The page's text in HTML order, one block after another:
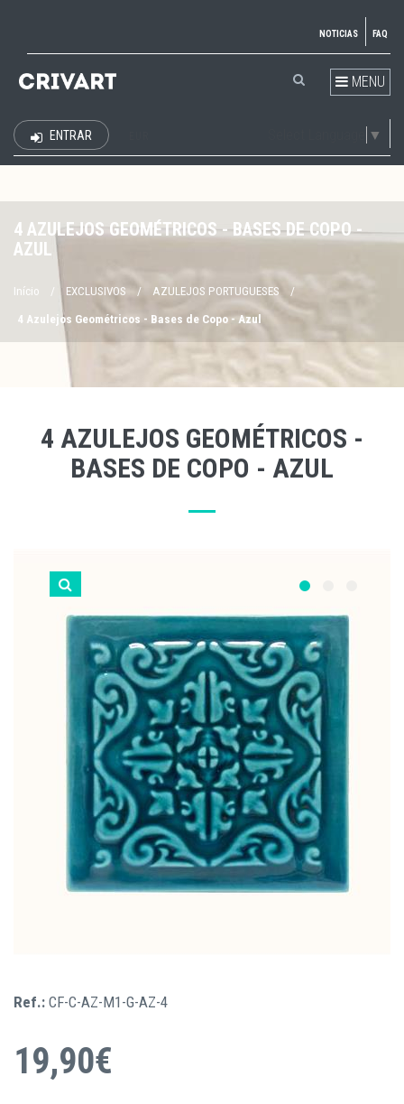
NOTICIAS FAQ
MENU
▼
ENTRAR
4 AZULEJOS GEOMÉTRICOS - BASES DE COPO -
AZUL
Início / EXCLUSIVOS / AZULEJOS PORTUGUESES /
4 Azulejos Geométricos - Bases de Copo - Azul
4 AZULEJOS GEOMÉTRICOS -
BASES DE COPO - AZUL
Ref.: CF-C-AZ-M1-G-AZ-4
19,90€